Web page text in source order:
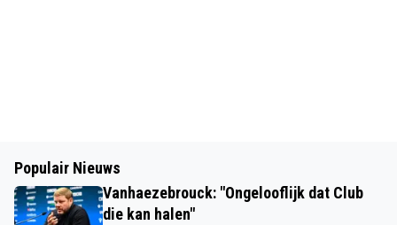
Populair Nieuws
Vanhaezebrouck: "Ongelooflijk dat Club
die kan halen"